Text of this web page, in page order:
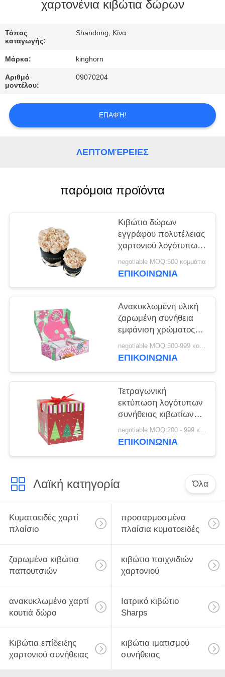
ΈΛΕΓΧΟΣ
ΜΑΣ
ΕΛΆΤΕ
ΕΠΑΦΉ
ΜΕ
ΖΗΤΉΣΤΕ
ΕΙΔΉΣΕΙΣ
χαρτονένια κιβώτια δώρων
Τόπος
καταγωγής:
Shandong, Κίνα
Μάρκα: kinghorn
Αριθμό
μοντέλου:
09070204
ΕΠΑΦΉ!
ΛΕΠΤΟΜΈΡΕΙΕΣ
παρόμοια προϊόντα
Κιβώτιο δώρων
εγγράφου πολυτέλειας
χαρτονιού λογότυπων
συνήθειας γύρω από
τη μορφή για το
negotiable MOQ:500 κομμάτια
ΕΠΙΚΟΙΝΩΝΙΑ
Ανακυκλωμένη υλική
ζαρωμένη συνήθεια
εμφάνιση χρώματος
κιβωτίων πολυ
negotiable MOQ:500-999 κομμάτια
ΕΠΙΚΟΙΝΩΝΙΑ
Τετραγωνική
εκτύπωση λογότυπων
συνήθειας κιβωτίων
συσκευασίας
διακοσμήσεων
negotiable MOQ:200 - 999 κομμάτια
ΕΠΙΚΟΙΝΩΝΙΑ
Λαϊκή κατηγορία Όλα
Κυματοειδές χαρτί
πλαίσιο
προσαρμοσμένα
πλαίσια κυματοειδές
ζαρωμένα κιβώτια
παπουτσιών
κιβώτιο παιχνιδιών
χαρτονιού
ανακυκλωμένο χαρτί
κουτιά δώρο
Ιατρικό κιβώτιο
Sharps
Κιβώτια επίδειξης
χαρτονιού συνήθειας
κιβώτια ιματισμού
συνήθειας